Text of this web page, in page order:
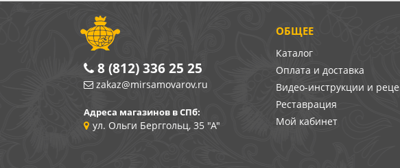
ОБЩЕЕ
Каталог
Оплата и доставка
Видео-инструкции и
Реставрация
Мой кабинет
8 (812) 336 25 25
zakaz@mirsamovarov.ru
Адреса магазинов в СПб:
ул. Ольги Берггольц, 35 "А"